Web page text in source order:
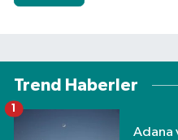
Trend Haberler
Adana
1